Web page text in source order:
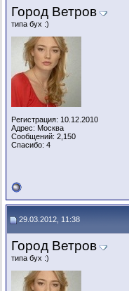
Город Ветров
типа бух :)
Регистрация: 10.12.2010
Адрес: Москва
Сообщений: 2,150
Спасибо: 4
29.03.2012, 11:38
Город Ветров
типа бух :)